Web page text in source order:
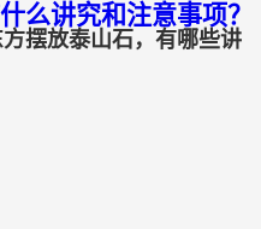
么讲究和注意事项？
摆放泰山石，有哪些讲